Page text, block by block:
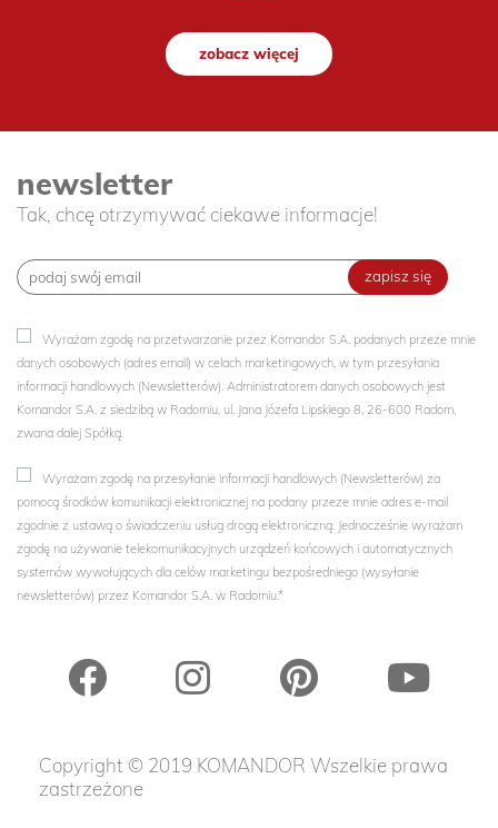
zobacz więcej
newsletter
Tak, chcę otrzymywać ciekawe informacje!
zapisz się
Wyrażam zgodę na przetwarzanie przez Komandor S.A. podanych przeze mnie
danych osobowych (adres email) w celach marketingowych, w tym przesyłania
informacji handlowych (Newsletterów). Administratorem danych osobowych jest
Komandor S.A. z siedzibą w Radomiu, ul. Jana Józefa Lipskiego 8, 26-600 Radom,
zwana dalej Spółką.
Wyrażam zgodę na przesyłanie informacji handlowych (Newsletterów) za
pomocą środków komunikacji elektronicznej na podany przeze mnie adres e-mail
zgodnie z ustawą o świadczeniu usług drogą elektroniczną. Jednocześnie wyrażam
zgodę na używanie telekomunikacyjnych urządzeń końcowych i automatycznych
systemów wywołujących dla celów marketingu bezpośredniego (wysyłanie
newsletterów) przez Komandor S.A. w Radomiu.*
Copyright © 2019 KOMANDOR Wszelkie prawa
zastrzeżone